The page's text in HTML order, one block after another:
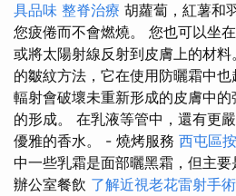
具品味 整脊治療 胡蘿蔔，紅薯和
您疲倦而不會燃燒。 您也可以坐
或將太陽射線反射到皮膚上的材
的皺紋方法，它在使用防曬霜中
輻射會破壞未重新形成的皮膚中
的形成。 在乳液等管中，還有更
優雅的香水。 - 燒烤服務 西屯區
中一些乳霜是面部曬黑霜，但主
辦公室餐飲 了解近視老花雷射手